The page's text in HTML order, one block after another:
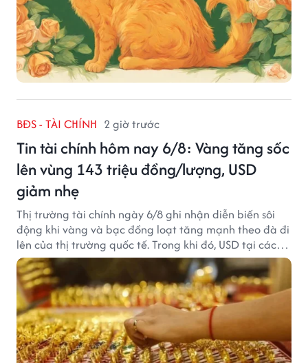
BĐS - TÀI CHÍNH 2 giờ trước
Tin tài chính hôm nay 6/8: Vàng tăng sốc
lên vùng 143 triệu đồng/lượng, USD
giảm nhẹ
Thị trường tài chính ngày 6/8 ghi nhận diễn biến sôi
động khi vàng và bạc đồng loạt tăng mạnh theo đà đi
lên của thị trường quốc tế. Trong khi đó, USD tại các
ngân hàng tiếp tục hạ nhiệt dù tỷ giá trung tâm lập
đỉnh mới.